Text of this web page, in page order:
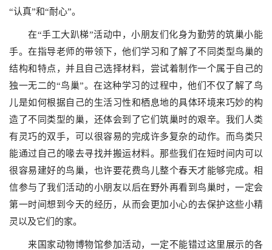
“认真”和“耐心”。
在“手工大趴梯”活动中，小朋友们化身为勤劳的筑巢小能
手。在指导老师的带领下，他们学习和了解了不同类型鸟巢的
结构和特点，并且自己选择材料，尝试着制作一个属于自己的
独一无二的“鸟巢”。在这种学习的过程中，他们不仅了解了鸟
儿是如何根据自己的生活习性和栖息地的具体环境来巧妙的构
造了不同类型的巢，还体会到了它们筑巢时的艰辛。我们人类
有灵巧的双手，可以很容易的完成许多复杂的动作。而鸟类只
能通过自己的喙去寻找并搬运材料。那些我们在短时间内可以
很容易建好的鸟巢，也许要花费鸟儿整个春天才能够完成。相
信参与了我们活动的小朋友以后在野外再看到鸟巢时，一定会
第一时间想到今天的经历，从而会更加小心的去保护这些小精
灵以及它们的家。
来国家动物博物馆参加活动，一定不能错过这里展示的各